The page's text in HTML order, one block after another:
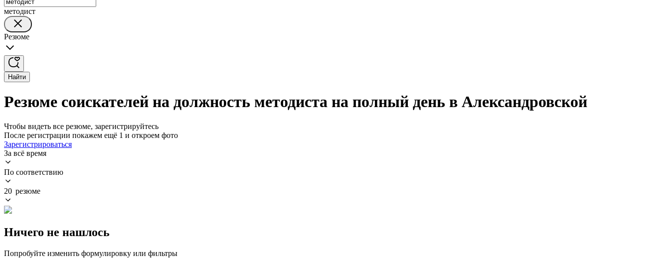
методист
Резюме
Найти
Резюме соискателей на должность методиста на полный день в Александровской
Чтобы видеть все резюме, зарегистрируйтесь
После регистрации покажем ещё 1 и откроем фото
Зарегистрироваться
За всё время
По соответствию
20 резюме
Ничего не нашлось
Попробуйте изменить формулировку или фильтры